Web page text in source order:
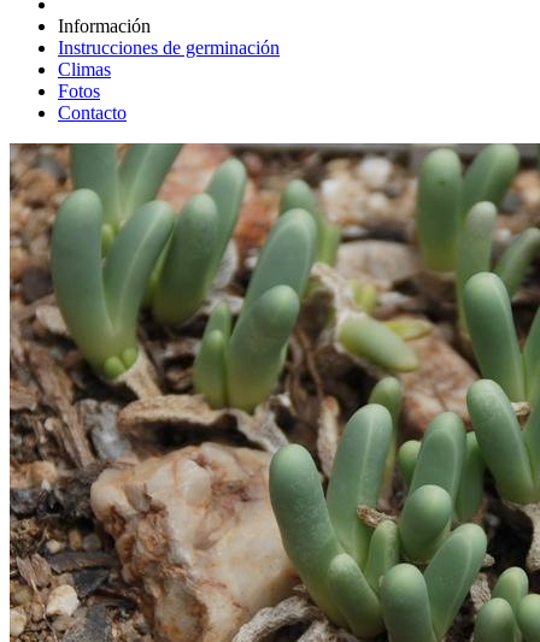
Información
Instrucciones de germinación
Climas
Fotos
Contacto